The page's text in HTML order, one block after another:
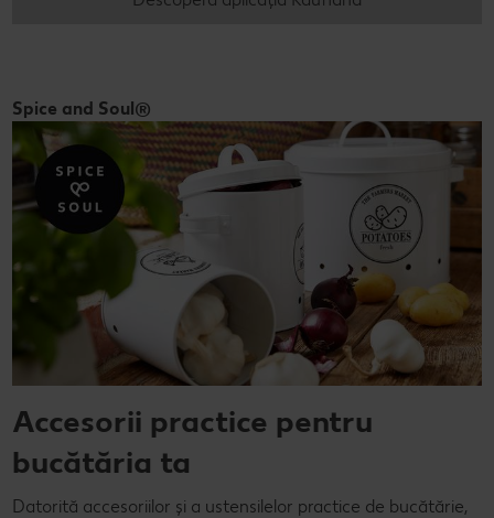
Spice and Soul®
Accesorii practice pentru
bucătăria ta
Datorită accesoriilor și a ustensilelor practice de bucătărie,